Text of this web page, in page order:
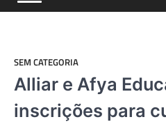
SEM CATEGORIA
Alliar e Afya
inscrições para